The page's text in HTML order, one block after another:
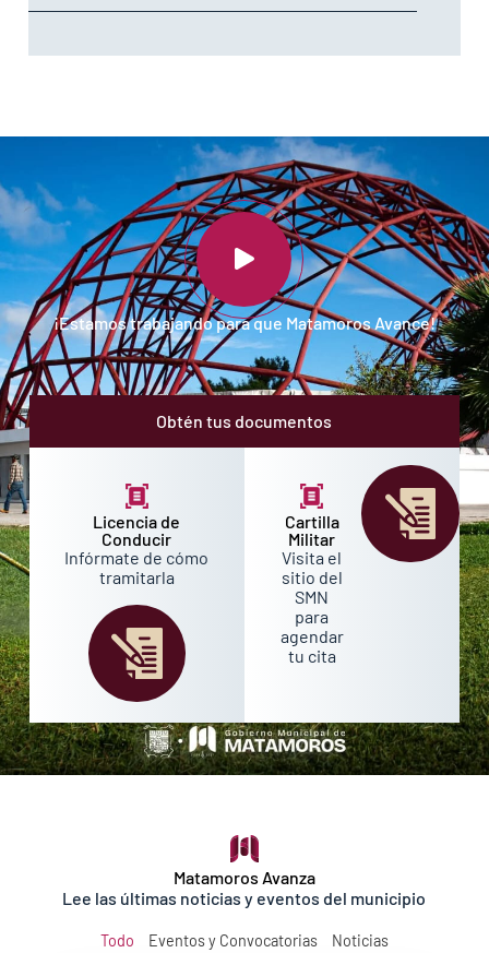
¡Estamos trabajando para que Matamoros Avance!
Obtén tus documentos
Licencia de
Conducir
Infórmate de cómo
tramitarla
Cartilla
Militar
Visita el
sitio del
SMN
para
agendar
tu cita
Matamoros Avanza
Lee las últimas noticias y eventos del municipio
Todo Eventos y Convocatorias Noticias